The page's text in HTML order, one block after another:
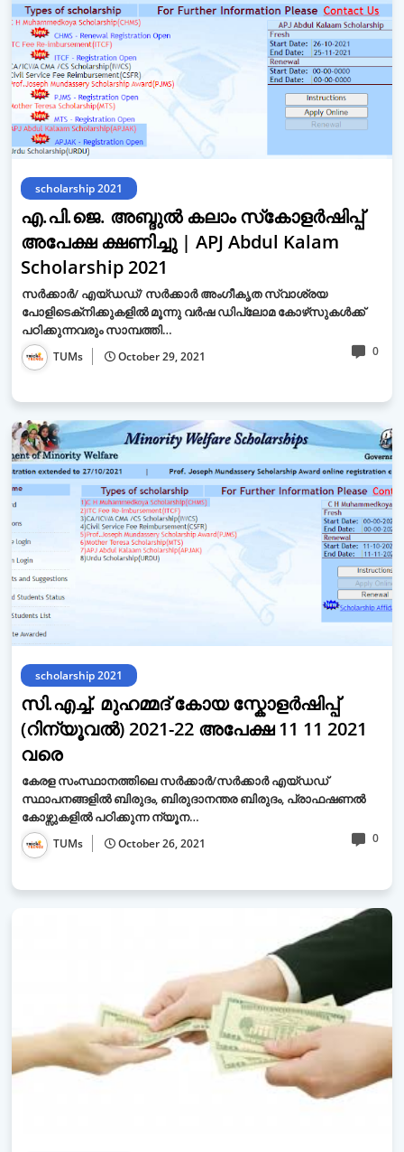
scholarship 2021
എ.പി.ജെ. അബ്ദുൽ കലാം സ്‌കോളർഷിപ്പ്
അപേക്ഷ ക്ഷണിച്ചു | APJ Abdul Kalam
Scholarship 2021
സർക്കാർ/ എയ്ഡഡ്/ സർക്കാർ അംഗീകൃത സ്വാശ്രയ
പോളിടെക്‌നിക്കുകളിൽ മൂന്നു വർഷ ഡിപ്ലോമ കോഴ്‌സുകൾക്ക്
പഠിക്കുന്നവരും സാമ്പത്തി…
TUMs October 29, 2021 0
scholarship 2021
സി.എച്ച്. മുഹമ്മദ് കോയ സ്കോളർഷിപ്പ്
(റിന്യൂവൽ) 2021-22 അപേക്ഷ 11 11 2021
വരെ
കേരള സംസ്ഥാനത്തിലെ സർക്കാർ/സർക്കാർ എയ്ഡഡ്
സ്ഥാപനങ്ങളിൽ ബിരുദം, ബിരുദാനന്തര ബിരുദം, പ്രാഫഷണൽ
കോഴ്സുകളിൽ പഠിക്കുന്ന ന്യൂന…
TUMs October 26, 2021 0